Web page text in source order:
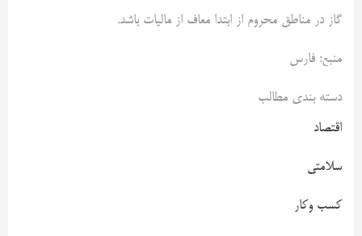
گاز در مناطق محروم از ابتدا معاف از مالیات باشد.
منبع: فارس
دسته بندی مطالب
اقتصاد
سلامتی
کسب وکار